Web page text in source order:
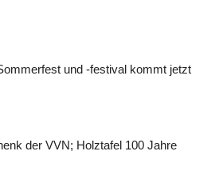
und -festival kommt jetzt
der VVN; Holztafel 100 Jahre